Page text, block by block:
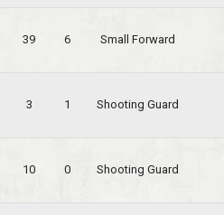
39 6 Small Forward
3 1 Shooting Guard
10 0 Shooting Guard